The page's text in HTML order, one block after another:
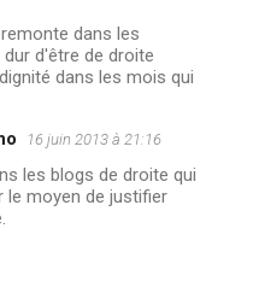
dans les
d'être de droite
dans les mois qui
16 juin 2013 à 21:16
les blogs de droite qui
le moyen de justifier